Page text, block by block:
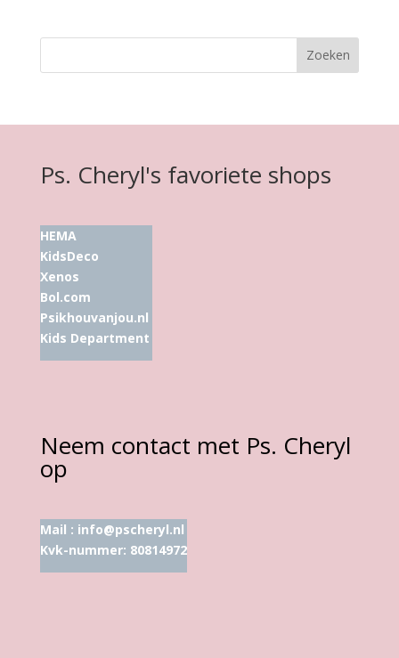
Ps. Cheryl's favoriete shops
HEMA
KidsDeco
Xenos
Bol.com
Psikhouvanjou.nl
Kids Department
Neem contact met Ps. Cheryl
op
Mail : info@pscheryl.nl
Kvk-nummer: 80814972